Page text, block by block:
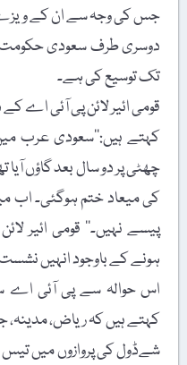
جس کی وجہ سے ان کے
تک توسیع کی ہے۔
کہتے ہیں:’’سعودی عرب
چھٹی پر دو سال بعد گاؤں
کی میعاد ختم ہوگئی۔
پیسے نہیں۔‘‘ قومی ائیر
ہونے کے باوجود انہیں
اس حوالہ سے پی آئی اے
شےڈول کی پروازوں میں تیس